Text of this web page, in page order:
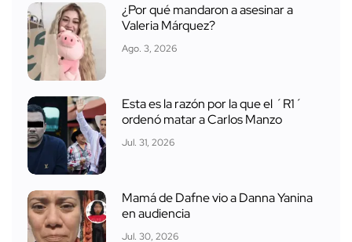
¿Por qué mandaron a asesinar a
Valeria Márquez?
Ago. 3, 2026
Esta es la razón por la que el ´R1´
ordenó matar a Carlos Manzo
Jul. 31, 2026
Mamá de Dafne vio a Danna Yanina
en audiencia
Jul. 30, 2026